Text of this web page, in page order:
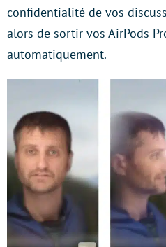
confidentialité de vos
alors de sortir vos AirPods
automatiquement.